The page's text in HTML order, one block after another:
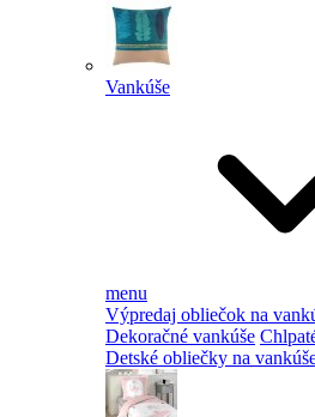
Vankúše
menu
Výpredaj obliečok na
Dekoračné vankúše
Detské obliečky na